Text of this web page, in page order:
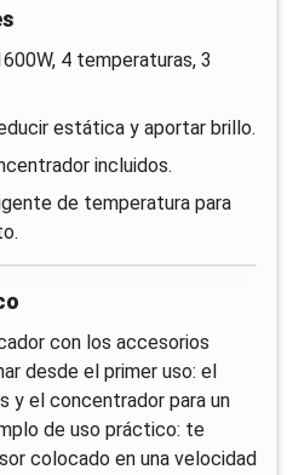
4 temperaturas, 3
estática y aportar brillo.
incluidos.
de temperatura para
con los accesorios
desde el primer uso: el
y el concentrador para un
de uso práctico: te
colocado en una velocidad